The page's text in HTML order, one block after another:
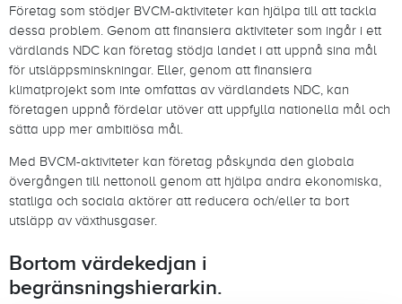
Företag som stödjer BVCM-aktiviteter kan hjälpa till att tackla
dessa problem. Genom att finansiera aktiviteter som ingår i ett
värdlands NDC kan företag stödja landet i att uppnå sina mål
för utsläppsminskningar. Eller, genom att finansiera
klimatprojekt som inte omfattas av värdlandets NDC, kan
företagen uppnå fördelar utöver att uppfylla nationella mål och
sätta upp mer ambitiösa mål.
Med BVCM-aktiviteter kan företag påskynda den globala
övergången till nettonoll genom att hjälpa andra ekonomiska,
statliga och sociala aktörer att reducera och/eller ta bort
utsläpp av växthusgaser.
Bortom värdekedjan i
begränsningshierarkin.